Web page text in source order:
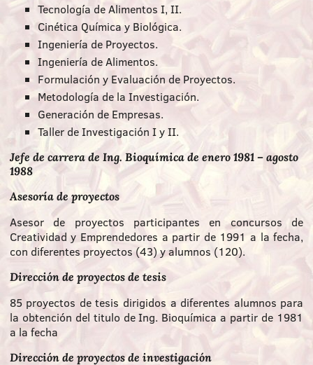
Tecnología de Alimentos I, II.
Cinética Química y Biológica.
Ingeniería de Proyectos.
Ingeniería de Alimentos.
Formulación y Evaluación de Proyectos.
Metodología de la Investigación.
Generación de Empresas.
Taller de Investigación I y II.
Jefe de carrera de Ing. Bioquímica de enero 1981 – agosto
1988
Asesoría de proyectos
Asesor de proyectos participantes en concursos de
Creatividad y Emprendedores a partir de 1991 a la fecha,
con diferentes proyectos (43) y alumnos (120).
Dirección de proyectos de tesis
85 proyectos de tesis dirigidos a diferentes alumnos para
la obtención del titulo de Ing. Bioquímica a partir de 1981
a la fecha
Dirección de proyectos de investigación